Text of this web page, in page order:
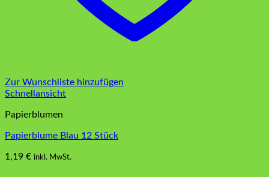
Zur Wunschliste hinzufügen
Schnellansicht
Papierblumen
Papierblume Blau 12 Stück
1,19 € inkl. MwSt.